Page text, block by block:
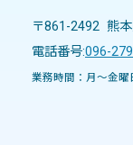
〒861-2492 熊
電話番号:096-
業務時間：月～金曜